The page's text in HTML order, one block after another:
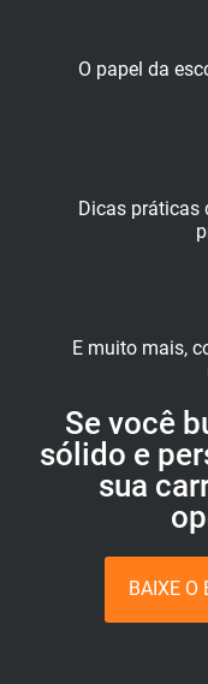
O papel da
Dicas práticas
E muito mais,
Se você
sólido e
sua
BAIXE O